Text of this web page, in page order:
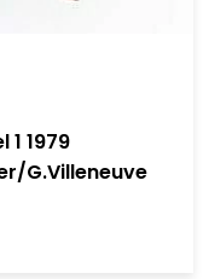
1 1979
G.Villeneuve